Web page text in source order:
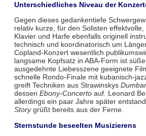
Unterschiedliches Niveau der
Gegen dieses gedankentiefe
relativ kurze, für den Solisten
Klavier und Harfe ebenfalls originell
technisch und koordinatorisch um
Copland-Konzert wesentlich
langsame Kopfsatz in ABA-Form ist
ausgedehnte Liebesszene geeignete
schnelle Rondo-Finale mit kubanisch-
greift Techniken aus Strawinskys
dessen Ebony-Concertoauf. Leonard
allerdings ein paar Jahre später
Storygrüßt bereits aus der Ferne.
Sternstunde beseelten Musizierens